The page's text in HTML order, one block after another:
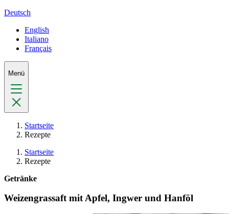
Deutsch
English
Italiano
Français
Menü
Startseite
Rezepte
Startseite
Rezepte
Getränke
Weizengrassaft mit Apfel, Ingwer und Hanföl